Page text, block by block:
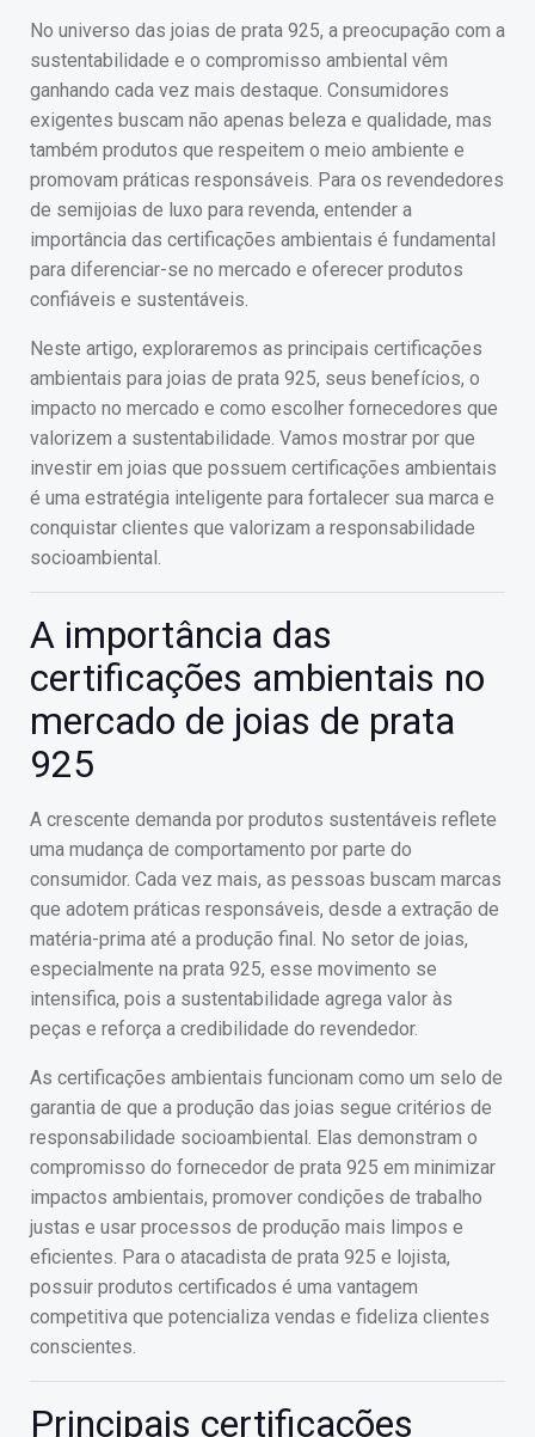
No universo das joias de prata 925, a preocupação com a
sustentabilidade e o compromisso ambiental vêm
ganhando cada vez mais destaque. Consumidores
exigentes buscam não apenas beleza e qualidade, mas
também produtos que respeitem o meio ambiente e
promovam práticas responsáveis. Para os revendedores
de semijoias de luxo para revenda, entender a
importância das certificações ambientais é fundamental
para diferenciar-se no mercado e oferecer produtos
confiáveis e sustentáveis.
Neste artigo, exploraremos as principais certificações
ambientais para joias de prata 925, seus benefícios, o
impacto no mercado e como escolher fornecedores que
valorizem a sustentabilidade. Vamos mostrar por que
investir em joias que possuem certificações ambientais
é uma estratégia inteligente para fortalecer sua marca e
conquistar clientes que valorizam a responsabilidade
socioambiental.
A importância das
certificações ambientais no
mercado de joias de prata
925
A crescente demanda por produtos sustentáveis reflete
uma mudança de comportamento por parte do
consumidor. Cada vez mais, as pessoas buscam marcas
que adotem práticas responsáveis, desde a extração de
matéria-prima até a produção final. No setor de joias,
especialmente na prata 925, esse movimento se
intensifica, pois a sustentabilidade agrega valor às
peças e reforça a credibilidade do revendedor.
As certificações ambientais funcionam como um selo de
garantia de que a produção das joias segue critérios de
responsabilidade socioambiental. Elas demonstram o
compromisso do fornecedor de prata 925 em minimizar
impactos ambientais, promover condições de trabalho
justas e usar processos de produção mais limpos e
eficientes. Para o atacadista de prata 925 e lojista,
possuir produtos certificados é uma vantagem
competitiva que potencializa vendas e fideliza clientes
conscientes.
Principais certificações